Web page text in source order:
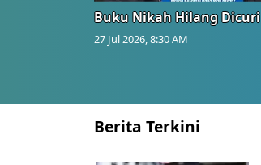
Buku Nikah Hilang Dicuri
27 Jul 2026, 8:30 AM
Berita Terkini